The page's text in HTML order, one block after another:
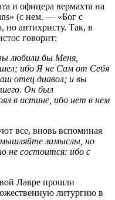
и офицера вермахта на
(с нем. — «Бог с
антихристу. Так, в
говорит:
любили бы Меня,
ибо Я не Сам от Себя
отец диавол; и вы
Он был
в истине, ибо нет в нем
все, вновь вспоминая
замыслы, но
не состоится: ибо с
Лавре прошли
литургию в